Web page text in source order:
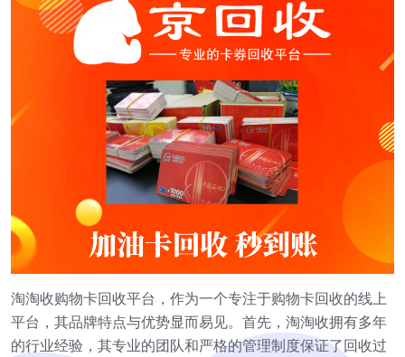
淘淘收购物卡回收平台，作为一个专注于购物卡回收的线上
平台，其品牌特点与优势显而易见。首先，淘淘收拥有多年
的行业经验，其专业的团队和严格的管理制度保证了回收过